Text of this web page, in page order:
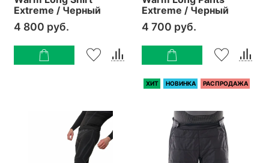
Extreme / Черный
4 800 руб.
Extreme / Черный
4 700 руб.
ХИТ НОВИНКА РАСПРОДАЖА